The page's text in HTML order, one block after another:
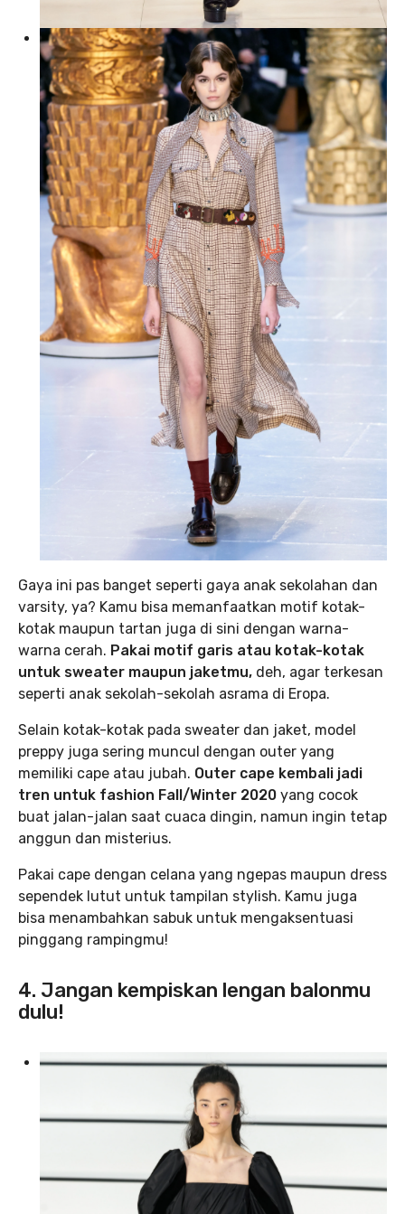
Gaya ini pas banget seperti gaya anak sekolahan dan
varsity, ya? Kamu bisa memanfaatkan motif kotak-
kotak maupun tartan juga di sini dengan warna-
warna cerah. Pakai motif garis atau kotak-kotak
untuk sweater maupun jaketmu, deh, agar terkesan
seperti anak sekolah-sekolah asrama di Eropa.
Selain kotak-kotak pada sweater dan jaket, model
preppy juga sering muncul dengan outer yang
memiliki cape atau jubah. Outer cape kembali jadi
tren untuk fashion Fall/Winter 2020 yang cocok
buat jalan-jalan saat cuaca dingin, namun ingin tetap
anggun dan misterius.
Pakai cape dengan celana yang ngepas maupun dress
sependek lutut untuk tampilan stylish. Kamu juga
bisa menambahkan sabuk untuk mengaksentuasi
pinggang rampingmu!
4. Jangan kempiskan lengan balonmu
dulu!